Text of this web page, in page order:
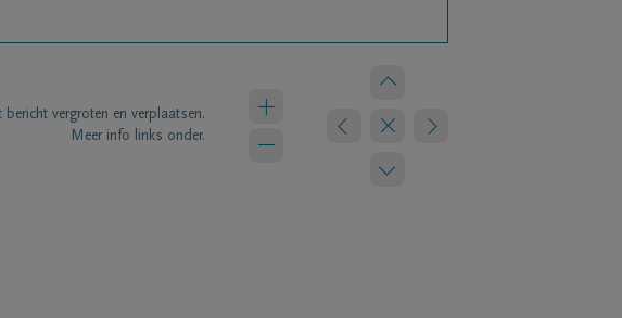
vergroten en verplaatsen.
Meer info links onder.